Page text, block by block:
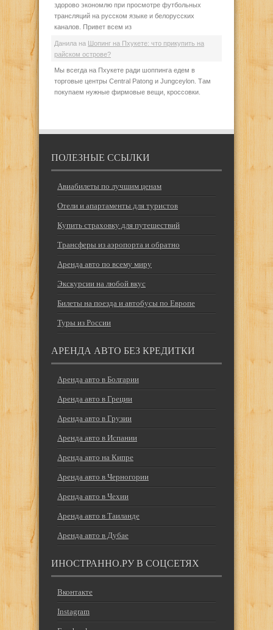
здорово экономлю при просмотре футбольных
трансляций на русском языке и белорусских
каналов. Привет всем из
Данила на Шопинг на Пхукете: что прикупить на
райском острове?
Мы всегда на Пхукете ради шоппинга едем в
торговые центры Central Patong и Jungceylon. Там
покупаем нужные фирмовые вещи, кроссовки.
ПОЛЕЗНЫЕ ССЫЛКИ
Авиабилеты по лучшим ценам
Отели и апартаменты для туристов
Купить страховку для путешествий
Трансферы из аэропорта и обратно
Аренда авто по всему миру
Экскурсии на любой вкус
Билеты на поезда и автобусы по Европе
Туры из России
АРЕНДА АВТО БЕЗ КРЕДИТКИ
Аренда авто в Болгарии
Аренда авто в Греции
Аренда авто в Грузии
Аренда авто в Испании
Аренда авто на Кипре
Аренда авто в Черногории
Аренда авто в Чехии
Аренда авто в Таиланде
Аренда авто в Дубае
ИНОСТРАННО.РУ В СОЦСЕТЯХ
Вконтакте
Instagram